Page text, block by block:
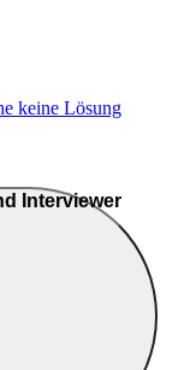
keine Lösung
Interviewer